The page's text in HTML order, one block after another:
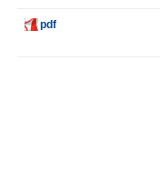
pdf